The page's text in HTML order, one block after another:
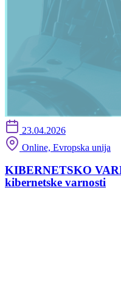
23.04.2026
Online, Evropska unija
KIBERNETSKO
kibernetske varnosti